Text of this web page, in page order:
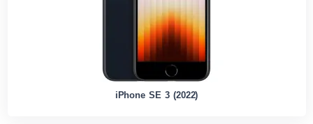
iPhone SE 3 (2022)